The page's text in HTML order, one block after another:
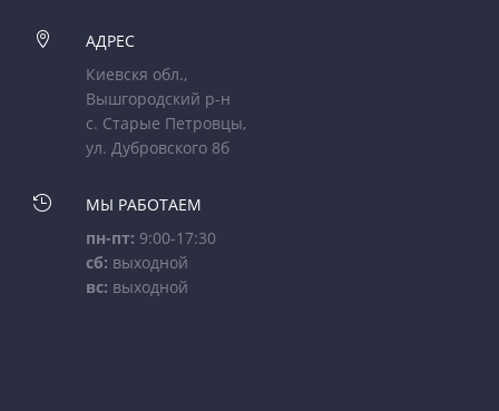

АДРЕС
Киевскя обл.,
Вышгородский р-н
с. Старые Петровцы,
ул. Дубровского 8б

МЫ РАБОТАЕМ
пн-пт: 9:00-17:30
сб: выходной
вс: выходной